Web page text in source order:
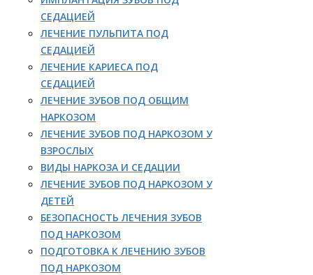
СЕДАЦИЕЙ
ЛЕЧЕНИЕ ПУЛЬПИТА ПОД
СЕДАЦИЕЙ
ЛЕЧЕНИЕ КАРИЕСА ПОД
СЕДАЦИЕЙ
ЛЕЧЕНИЕ ЗУБОВ ПОД ОБЩИМ
НАРКОЗОМ
ЛЕЧЕНИЕ ЗУБОВ ПОД НАРКОЗОМ У
ВЗРОСЛЫХ
ВИДЫ НАРКОЗА И СЕДАЦИИ
ЛЕЧЕНИЕ ЗУБОВ ПОД НАРКОЗОМ У
ДЕТЕЙ
БЕЗОПАСНОСТЬ ЛЕЧЕНИЯ ЗУБОВ
ПОД НАРКОЗОМ
ПОДГОТОВКА К ЛЕЧЕНИЮ ЗУБОВ
ПОД НАРКОЗОМ